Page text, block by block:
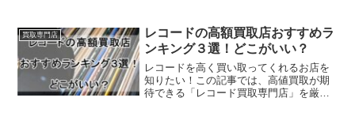
品の買取専門店」をランキング形式でご
紹介します。雛人形･五月...
買取専門店
レコードの高額買取店おすすめラ
ンキング３選！どこがいい？
レコードを高く買い取ってくれるお店を
知りたい！この記事では、高値買取が期
待できる「レコード買取専門店」を厳選